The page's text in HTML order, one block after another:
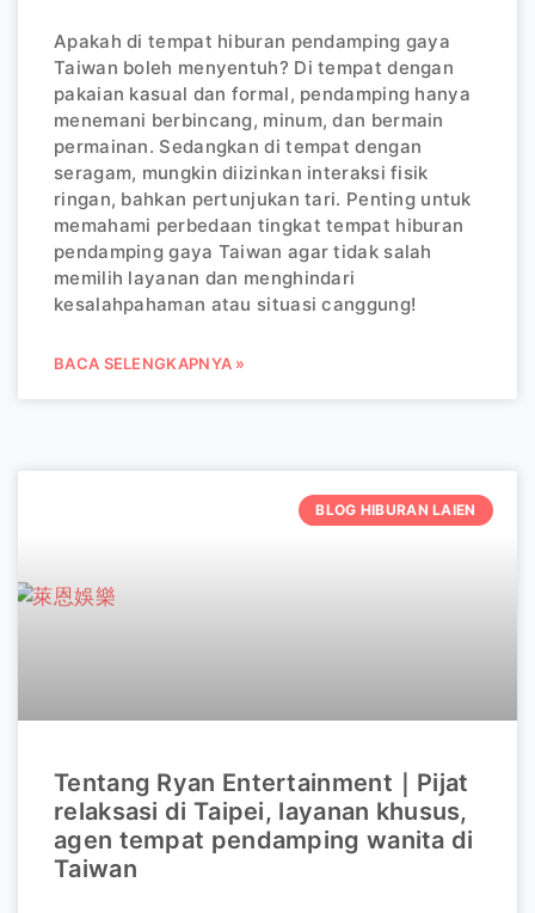
Apakah di tempat hiburan pendamping gaya
Taiwan boleh menyentuh? Di tempat dengan
pakaian kasual dan formal, pendamping hanya
menemani berbincang, minum, dan bermain
permainan. Sedangkan di tempat dengan
seragam, mungkin diizinkan interaksi fisik
ringan, bahkan pertunjukan tari. Penting untuk
memahami perbedaan tingkat tempat hiburan
pendamping gaya Taiwan agar tidak salah
memilih layanan dan menghindari
kesalahpahaman atau situasi canggung!
BACA SELENGKAPNYA »
BLOG HIBURAN LAIEN
Tentang Ryan Entertainment｜Pijat
relaksasi di Taipei, layanan khusus,
agen tempat pendamping wanita di
Taiwan